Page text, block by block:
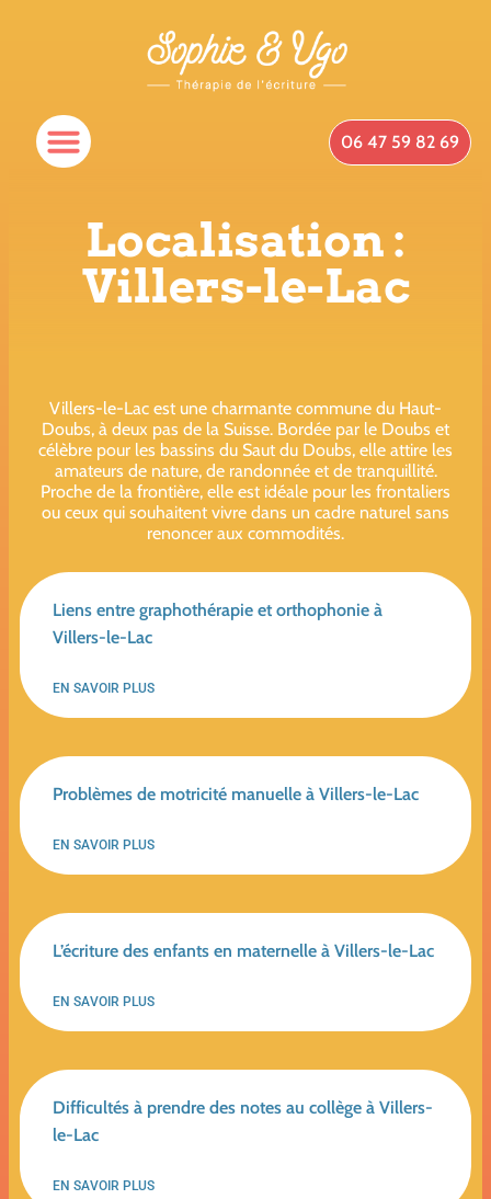
06 47 59 82 69
Localisation :
Villers-le-Lac
Villers-le-Lac est une charmante commune du Haut-
Doubs, à deux pas de la Suisse. Bordée par le Doubs et
célèbre pour les bassins du Saut du Doubs, elle attire les
amateurs de nature, de randonnée et de tranquillité.
Proche de la frontière, elle est idéale pour les frontaliers
ou ceux qui souhaitent vivre dans un cadre naturel sans
renoncer aux commodités.
Liens entre graphothérapie et orthophonie à
Villers-le-Lac
EN SAVOIR PLUS
Problèmes de motricité manuelle à Villers-le-Lac
EN SAVOIR PLUS
L’écriture des enfants en maternelle à Villers-le-Lac
EN SAVOIR PLUS
Difficultés à prendre des notes au collège à Villers-
le-Lac
EN SAVOIR PLUS